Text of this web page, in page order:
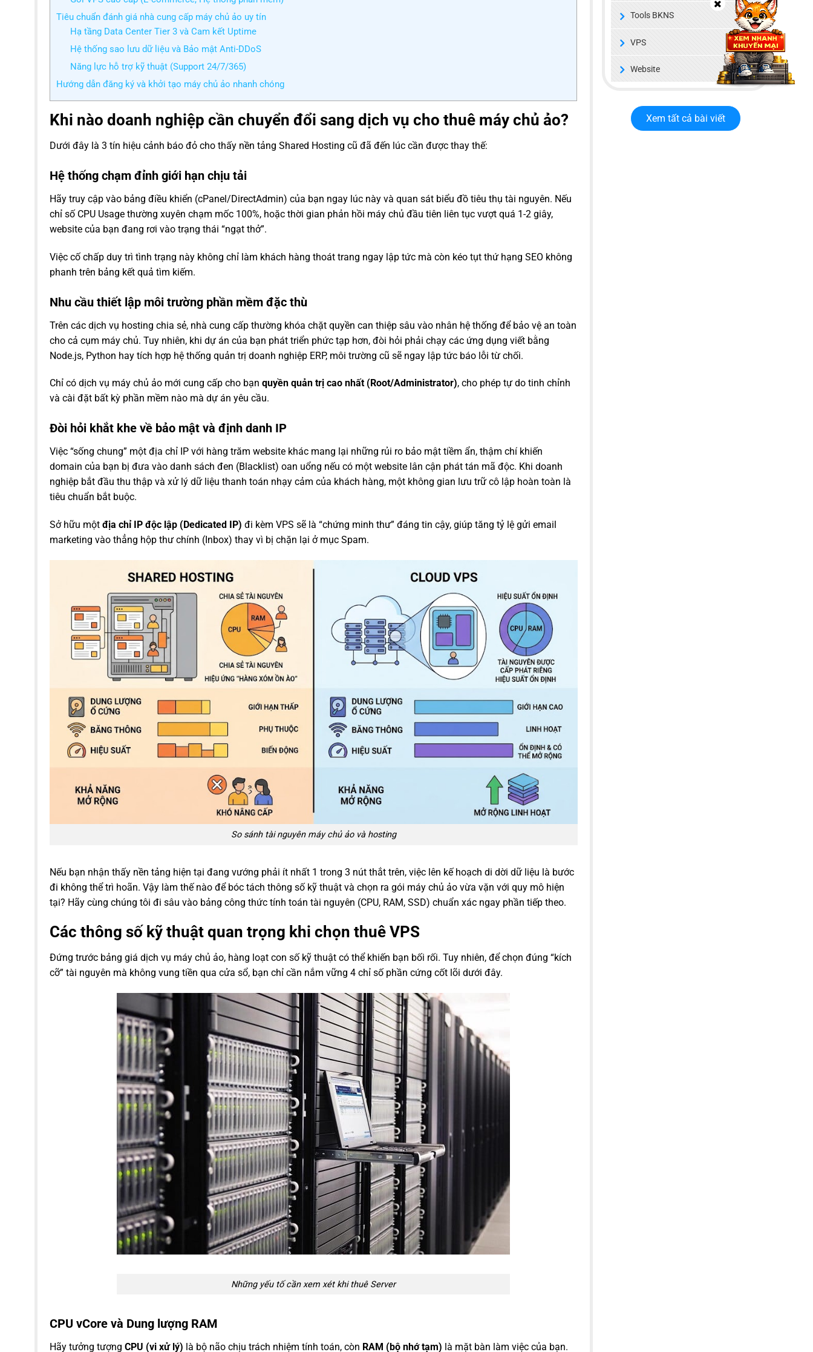
Tiêu chuẩn đánh giá nhà cung cấp máy chủ ảo uy tín
Hạ tầng Data Center Tier 3 và Cam kết Uptime
Hệ thống sao lưu dữ liệu và Bảo mật Anti-DDoS
Năng lực hỗ trợ kỹ thuật (Support 24/7/365)
Hướng dẫn đăng ký và khởi tạo máy chủ ảo nhanh chóng
Khi nào doanh nghiệp cần chuyển đổi sang dịch vụ cho thuê máy chủ ảo?
Dưới đây là 3 tín hiệu cảnh báo đỏ cho thấy nền tảng Shared Hosting cũ đã đến lúc cần được thay thế:
Hệ thống chạm đỉnh giới hạn chịu tải
Hãy truy cập vào bảng điều khiển (cPanel/DirectAdmin) của bạn ngay lúc này và quan sát biểu đồ tiêu thụ tài nguyên. Nếu
chỉ số CPU Usage thường xuyên chạm mốc 100%, hoặc thời gian phản hồi máy chủ đầu tiên liên tục vượt quá 1-2 giây,
website của bạn đang rơi vào trạng thái “ngạt thở”.
Việc cố chấp duy trì tình trạng này không chỉ làm khách hàng thoát trang ngay lập tức mà còn kéo tụt thứ hạng SEO không
phanh trên bảng kết quả tìm kiếm.
Nhu cầu thiết lập môi trường phần mềm đặc thù
Trên các dịch vụ hosting chia sẻ, nhà cung cấp thường khóa chặt quyền can thiệp sâu vào nhân hệ thống để bảo vệ an toàn
cho cả cụm máy chủ. Tuy nhiên, khi dự án của bạn phát triển phức tạp hơn, đòi hỏi phải chạy các ứng dụng viết bằng
Node.js, Python hay tích hợp hệ thống quản trị doanh nghiệp ERP, môi trường cũ sẽ ngay lập tức báo lỗi từ chối.
Chỉ có dịch vụ máy chủ ảo mới cung cấp cho bạn quyền quản trị cao nhất (Root/Administrator), cho phép tự do tinh chỉnh
và cài đặt bất kỳ phần mềm nào mà dự án yêu cầu.
Đòi hỏi khắt khe về bảo mật và định danh IP
Việc “sống chung” một địa chỉ IP với hàng trăm website khác mang lại những rủi ro bảo mật tiềm ẩn, thậm chí khiến
domain của bạn bị đưa vào danh sách đen (Blacklist) oan uổng nếu có một website lân cận phát tán mã độc. Khi doanh
nghiệp bắt đầu thu thập và xử lý dữ liệu thanh toán nhạy cảm của khách hàng, một không gian lưu trữ cô lập hoàn toàn là
tiêu chuẩn bắt buộc.
Sở hữu một địa chỉ IP độc lập (Dedicated IP) đi kèm VPS sẽ là “chứng minh thư” đáng tin cậy, giúp tăng tỷ lệ gửi email
marketing vào thẳng hộp thư chính (Inbox) thay vì bị chặn lại ở mục Spam.
So sánh tài nguyên máy chủ ảo và hosting
Nếu bạn nhận thấy nền tảng hiện tại đang vướng phải ít nhất 1 trong 3 nút thắt trên, việc lên kế hoạch di dời dữ liệu là bước
đi không thể trì hoãn. Vậy làm thế nào để bóc tách thông số kỹ thuật và chọn ra gói máy chủ ảo vừa vặn với quy mô hiện
tại? Hãy cùng chúng tôi đi sâu vào bảng công thức tính toán tài nguyên (CPU, RAM, SSD) chuẩn xác ngay phần tiếp theo.
Các thông số kỹ thuật quan trọng khi chọn thuê VPS
Đứng trước bảng giá dịch vụ máy chủ ảo, hàng loạt con số kỹ thuật có thể khiến bạn bối rối. Tuy nhiên, để chọn đúng “kích
cỡ” tài nguyên mà không vung tiền qua cửa sổ, bạn chỉ cần nắm vững 4 chỉ số phần cứng cốt lõi dưới đây.
Những yếu tố cần xem xét khi thuê Server
CPU vCore và Dung lượng RAM
Hãy tưởng tượng CPU (vi xử lý) là bộ não chịu trách nhiệm tính toán, còn RAM (bộ nhớ tạm) là mặt bàn làm việc của bạn.
Tools BKNS
VPS
Website
Xem tất cả bài viết